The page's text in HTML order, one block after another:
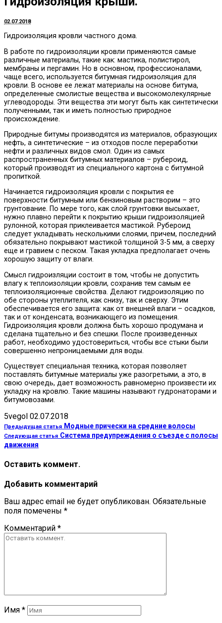
02.07.2018
Гидроизоляция кровли частного дома.
В работе по гидроизоляции кровли применяются самые
различные материалы, такие как: мастика, полистирол,
мембраны и пергамин. Но в основном, профессионалами,
чаще всего, используется битумная гидроизоляция для
кровли. В основе ее лежат материалы на основе битума,
определенные смолистые вещества и высокомолекулярные
углеводороды. Эти вещества эти могут быть как синтетически
полученными, так и иметь полностью природное
происхождение.
Природные битумы производятся из материалов, образующих
нефть, а синтетические – из отходов после переработки
нефти и различных видов смол. Один из самых
распространенных битумных материалов – рубероид,
который производят из специального картона с битумной
пропиткой.
Начинается гидроизоляция кровли с покрытия ее
поверхности битумным или бензиновым растворим – это
грунтование. По мере того, как слой грунтовки высыхает,
нужно плавно перейти к покрытию крыши гидроизоляцией
рулонной, которая приклеивается мастикой. Рубероид
следует укладывать несколькими слоями, причем, последний
обязательно покрывают мастикой толщиной 3-5 мм, а сверху
еще и гравием с песком. Такая укладка предполагает очень
хорошую защиту от влаги.
Смысл гидроизляции состоит в том, чтобы не допустить
влагу к теплоизоляции кровли, сохранив тем самым ее
теплоизоляционные свойства. Делают гидроизоляцию по
обе стороны утеплителя, как снизу, так и сверху. Этим
обеспечивается его защита: как от внешней влаги – осадков,
так и от конденсата, возникающего из помещения.
Гидроизоляция кровли должна быть хорошо продумана и
сделана тщательно и без спешки. После произведенных
работ, необходимо удостовериться, чтобы все стыки были
совершенно непроницаемыми для воды.
Существует специальная техника, которая позволяет
поставлять битумные материалы уже разогретыми, а это, в
свою очередь, дает возможность равномерно произвести их
укладку на кровлю. Такие машины называют гудронаторами и
битумовозами.
5vegol 02.07.2018
Предыдущая статья Модные прически на средние волосы
Следующая статья Система предупреждения о съезде с полосы
движения
Оставить коммент.
Добавить комментарий
Ваш адрес email не будет опубликован. Обязательные
поля помечены *
Комментарий *
Имя *